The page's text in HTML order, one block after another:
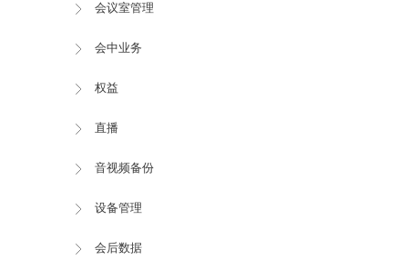
会议室管理
会中业务
权益
直播
音视频备份
设备管理
会后数据